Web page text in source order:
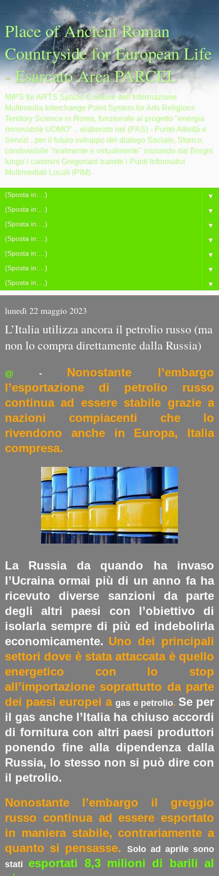
Place of Ancient Roman
Countryside for European Life
- Esarcato Area PARCEL
MIPS for ARTS Spazio Comune dell'Informazione
Multimedia Interchange Point System for Arts Religions
Territory Science in Roma, funzionale al progetto "energia
rinnovabile UOMO" .. elaborato nel (PAS) - Punto Attività e
Servizi ..per il futuro sviluppo del dialogo Sociale, Storico,
condivisibile "realmente e virtualmente" iniziando dai Borghi
lungo i cammini Gregoriani tramite i Punti Informativi
Multimediali Locali (PIM).
▼
▼
▼
▼
▼
▼
▼
lunedì 22 maggio 2023
L’Italia utilizza ancora il petrolio russo (ma
non lo compra direttamente dalla Russia)
@ - Nonostante l’embargo
l’esportazione di petrolio russo
continua ad essere stabile grazie a
nazioni compiacenti che lo
rivendono anche in Europa, Italia
compresa.
La Russia da quando ha invaso
l’Ucraina ormai più di un anno fa ha
ricevuto diverse sanzioni da parte
degli altri paesi con l’obiettivo di
isolarla sempre di più ed indebolirla
economicamente. Uno dei principali
settori dove è stata attaccata è quello
energetico con lo stop
all’importazione soprattutto da parte
dei paesi europei a gas e petrolio. Se per
il gas anche l’Italia ha chiuso accordi
di fornitura con altri paesi produttori
ponendo fine alla dipendenza dalla
Russia, lo stesso non si può dire con
il petrolio.
Nonostante l’embargo il greggio
russo continua ad essere esportato
in maniera stabile, contrariamente a
quanto si pensasse.
Solo ad aprile sono
stati esportati 8,3 milioni di barili al